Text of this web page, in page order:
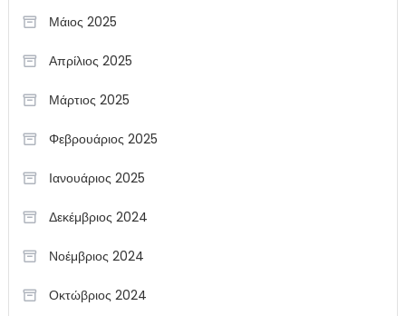
Μάιος 2025
Απρίλιος 2025
Μάρτιος 2025
Φεβρουάριος 2025
Ιανουάριος 2025
Δεκέμβριος 2024
Νοέμβριος 2024
Οκτώβριος 2024